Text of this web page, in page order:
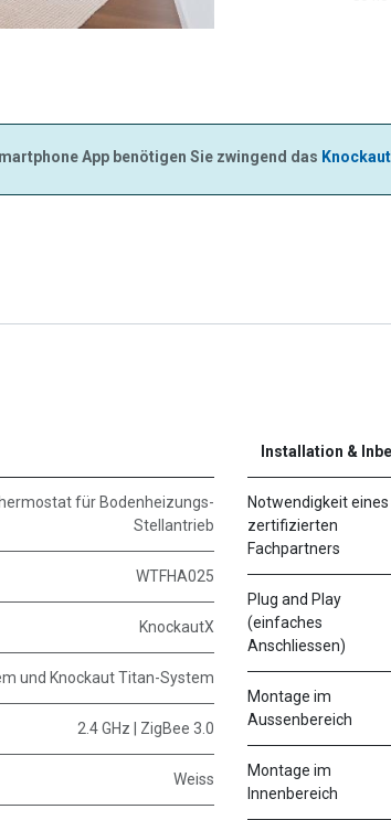
App benötigen Sie zwingend das
für Bodenheizungs-
Stellantrieb
WTFHA025
KnockautX
und Knockaut Titan-System
2.4 GHz | ZigBee 3.0
Weiss
Installation &
Notwendigkeit eines
zertifizierten
Fachpartners
Plug and Play
(einfaches
Anschliessen)
Montage im
Aussenbereich
Montage im
Innenbereich